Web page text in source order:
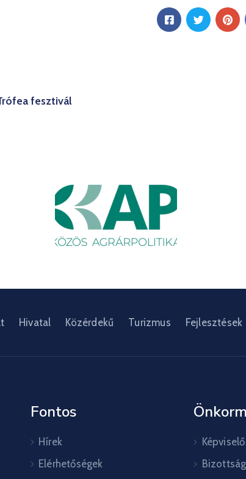
fesztivál
Hivatal Közérdekű Turizmus Fejlesztések
Fontos
Hírek
Elérhetőségek